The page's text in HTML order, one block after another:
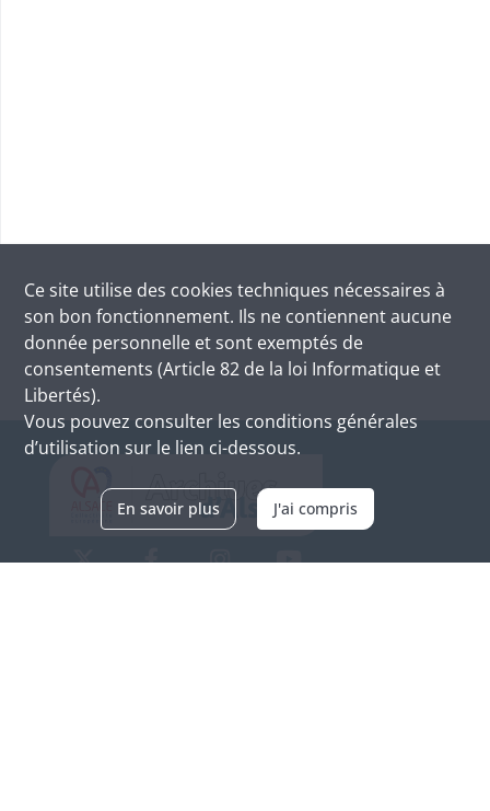
Ce site utilise des cookies techniques nécessaires à
son bon fonctionnement. Ils ne contiennent aucune
donnée personnelle et sont exemptés de
consentements (Article 82 de la loi Informatique et
Libertés).
Vous pouvez consulter les conditions générales
d’utilisation sur le lien ci-dessous.
En savoir plus J'ai compris